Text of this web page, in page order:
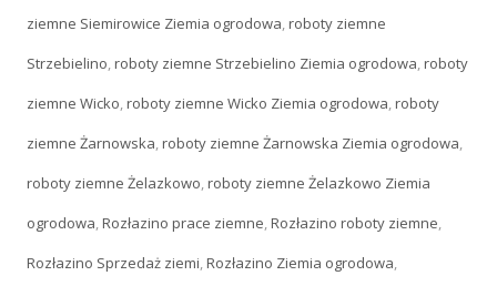
ziemne Siemirowice Ziemia ogrodowa,roboty ziemne
Strzebielino,roboty ziemne Strzebielino Ziemia ogrodowa,roboty
ziemne Wicko,roboty ziemne Wicko Ziemia ogrodowa,roboty
ziemne Żarnowska,roboty ziemne Żarnowska Ziemia ogrodowa,
roboty ziemne Żelazkowo,roboty ziemne Żelazkowo Ziemia
ogrodowa,Rozłazino prace ziemne,Rozłazino roboty ziemne,
Rozłazino Sprzedaż ziemi,Rozłazino Ziemia ogrodowa,